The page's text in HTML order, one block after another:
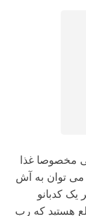
مخصوصا غذا
می توان به آش
کدبانو
هستید که رب